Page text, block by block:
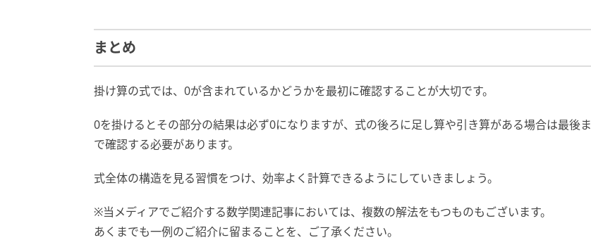
まとめ
掛け算の式では、0が含まれているかどうかを最初に確認することが大切です。
0を掛けるとその部分の結果は必ず0になりますが、式の後ろに足し算や引き算がある場合は最後ま
で確認する必要があります。
式全体の構造を見る習慣をつけ、効率よく計算できるようにしていきましょう。
※当メディアでご紹介する数学関連記事においては、複数の解法をもつものもございます。
あくまでも一例のご紹介に留まることを、ご了承ください。